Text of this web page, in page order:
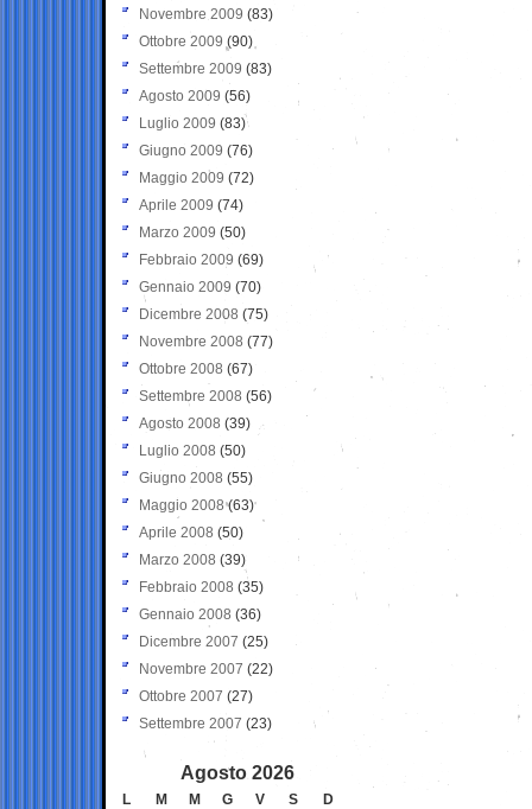
Novembre 2009 (83)
Ottobre 2009 (90)
Settembre 2009 (83)
Agosto 2009 (56)
Luglio 2009 (83)
Giugno 2009 (76)
Maggio 2009 (72)
Aprile 2009 (74)
Marzo 2009 (50)
Febbraio 2009 (69)
Gennaio 2009 (70)
Dicembre 2008 (75)
Novembre 2008 (77)
Ottobre 2008 (67)
Settembre 2008 (56)
Agosto 2008 (39)
Luglio 2008 (50)
Giugno 2008 (55)
Maggio 2008(63)
Aprile 2008 (50)
Marzo 2008 (39)
Febbraio 2008 (35)
Gennaio 2008 (36)
Dicembre 2007 (25)
Novembre 2007 (22)
Ottobre 2007 (27)
Settembre 2007 (23)
Agosto 2026
L M M G V S
D